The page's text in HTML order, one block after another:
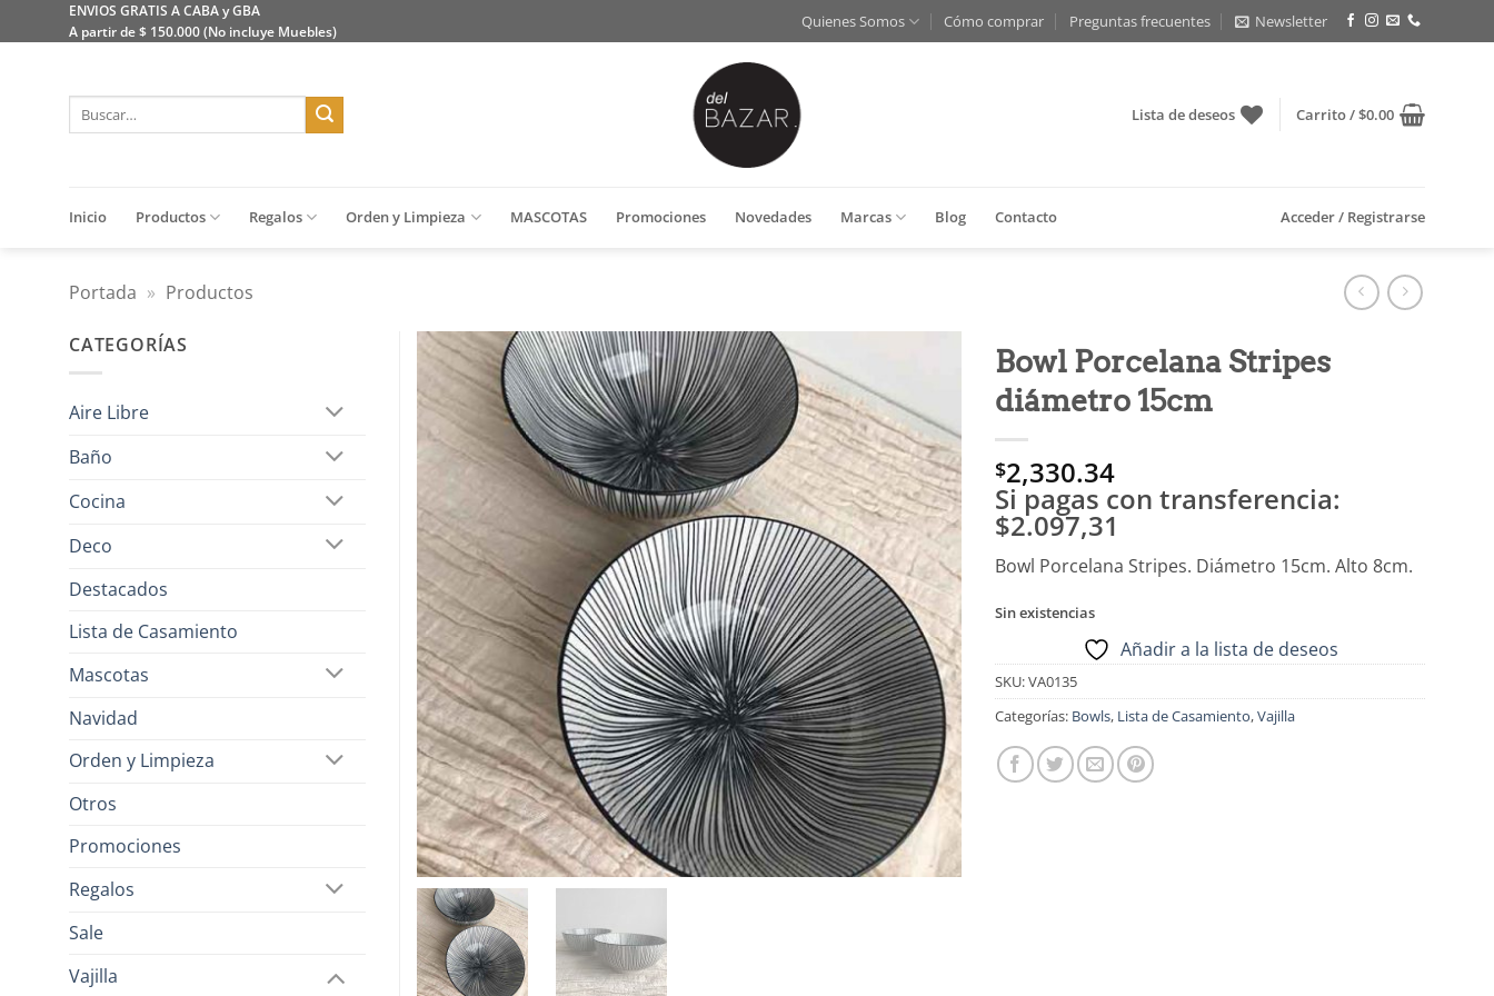
al
ENVIOS GRATIS A CABA y GBA
A partir de $ 150.000 (No incluye Muebles)
Quienes Somos Cómo comprar Preguntas frecuentes Newsletter
Buscar
Lista de deseos Carrito /$0.00
Inicio Productos Regalos Orden y Limpieza MASCOTAS Promociones Novedades Marcas Blog Contacto Acceder / Registrarse
Portada » Productos
Añadir
a la
lista
de
deseos
Bowl Porcelana Stripes
diámetro 15cm
$2,330.34
Si pagas con transferencia:
$2.097,31
Bowl Porcelana Stripes. Diámetro 15cm. Alto 8cm.
Sin existencias
Añadir a la lista de deseos
SKU:VA0135
Categorías: Bowls, Lista de Casamiento,Vajilla
CATEGORÍAS
Aire Libre
Baño
Cocina
Deco
Destacados
Lista de Casamiento
Mascotas
Navidad
Orden y Limpieza
Otros
Promociones
Regalos
Sale
Vajilla